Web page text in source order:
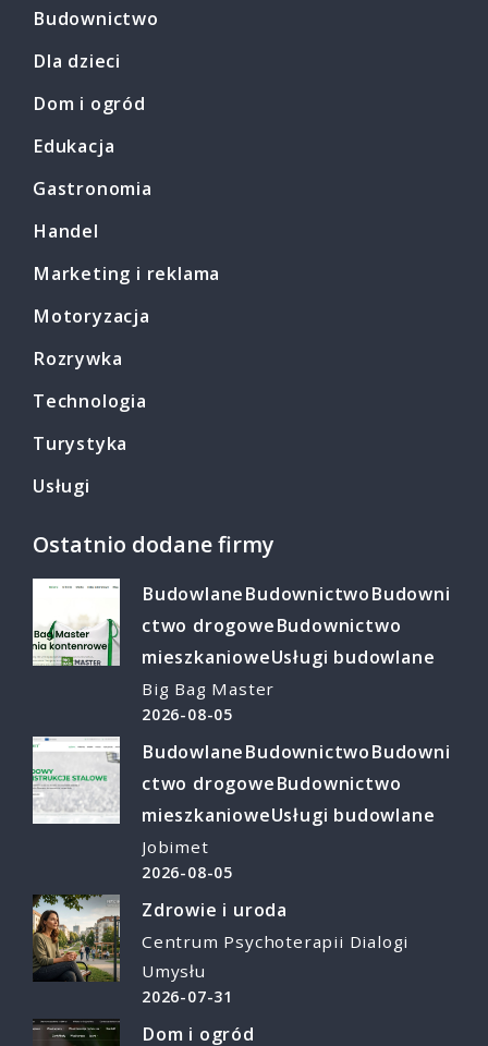
Budownictwo
Dla dzieci
Dom i ogród
Edukacja
Gastronomia
Handel
Marketing i reklama
Motoryzacja
Rozrywka
Technologia
Turystyka
Usługi
Ostatnio dodane firmy
BudowlaneBudownictwoBudowni
ctwo drogoweBudownictwo
mieszkanioweUsługi budowlane
Big Bag Master
2026-08-05
BudowlaneBudownictwoBudowni
ctwo drogoweBudownictwo
mieszkanioweUsługi budowlane
Jobimet
2026-08-05
Zdrowie i uroda
Centrum Psychoterapii Dialogi
Umysłu
2026-07-31
Dom i ogród